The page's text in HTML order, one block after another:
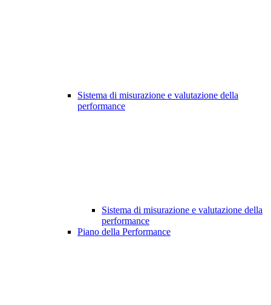
Sistema di misurazione e valutazione della
performance
Sistema di misurazione e valutazione della
performance
Piano della Performance